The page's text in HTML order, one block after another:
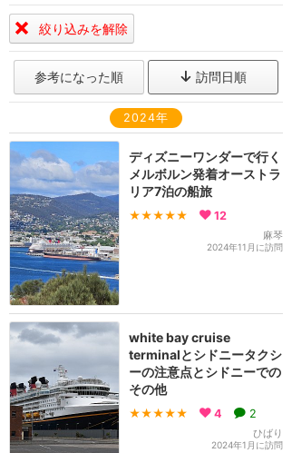
絞り込みを解除
参考になった順 訪問日順
2024年
ディズニーワンダーで行く
メルボルン発着オーストラ
リア7泊の船旅
★★★★★ 12
麻琴
2024年11月に訪問
white bay cruise
terminalとシドニータクシ
ーの注意点とシドニーでの
その他
★★★★★ 4 2
ひばり
2024年1月に訪問